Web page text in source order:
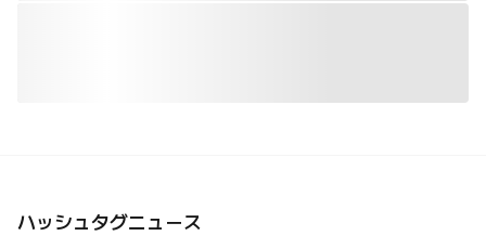
ハッシュタグニュース